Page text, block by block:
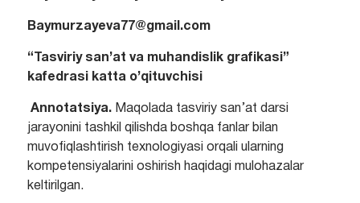
Baymurzayeva77@gmail.com
“Tasviriy san’at va muhandislik grafikasi”
kafedrasi katta o’qituvchisi
Annotatsiya. Maqolada tasviriy san’at darsi
jarayonini tashkil qilishda boshqa fanlar bilan
muvofiqlashtirish texnologiyasi orqali ularning
kompetensiyalarini oshirish haqidagi mulohazalar
keltirilgan.